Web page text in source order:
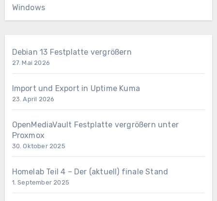
Windows
Debian 13 Festplatte vergrößern
27. Mai 2026
Import und Export in Uptime Kuma
23. April 2026
OpenMediaVault Festplatte vergrößern unter
Proxmox
30. Oktober 2025
Homelab Teil 4 – Der (aktuell) finale Stand
1. September 2025